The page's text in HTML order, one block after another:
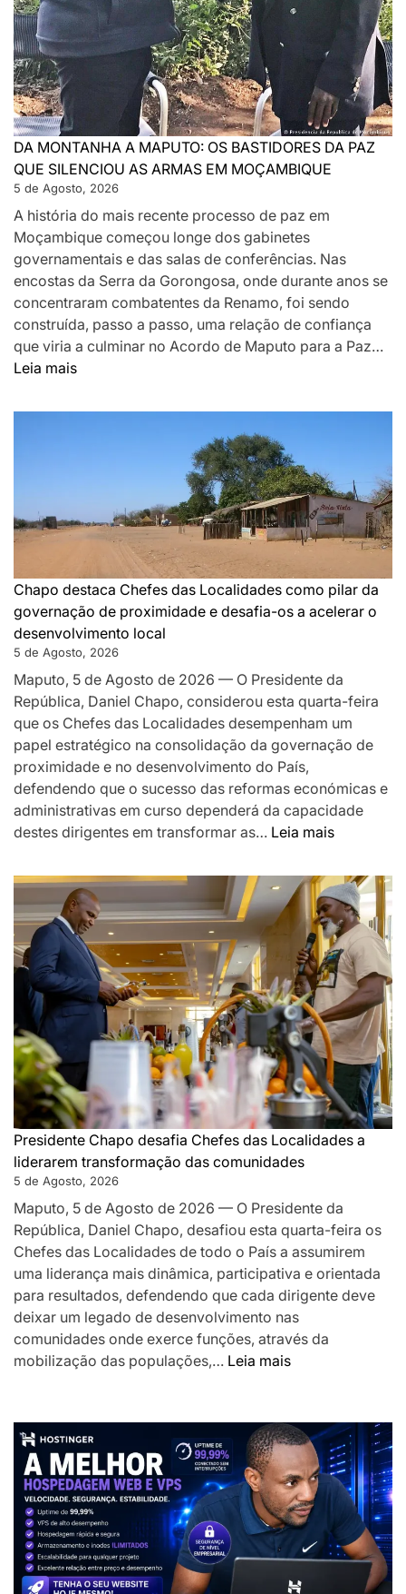
DA MONTANHA A MAPUTO: OS BASTIDORES DA PAZ
QUE SILENCIOU AS ARMAS EM MOÇAMBIQUE
5 de Agosto, 2026
A história do mais recente processo de paz em
Moçambique começou longe dos gabinetes
governamentais e das salas de conferências. Nas
encostas da Serra da Gorongosa, onde durante anos se
concentraram combatentes da Renamo, foi sendo
construída, passo a passo, uma relação de confiança
que viria a culminar no Acordo de Maputo para a Paz…
Leia mais:
MONTANHA
DA
PAZ
SILENCIOU
AS
ARMAS
EM
MOÇAMBIQUE
Chapo destaca Chefes das Localidades como pilar da
governação de proximidade e desafia-os a acelerar o
desenvolvimento local
5 de Agosto, 2026
Maputo, 5 de Agosto de 2026 — O Presidente da
República, Daniel Chapo, considerou esta quarta-feira
que os Chefes das Localidades desempenham um
papel estratégico na consolidação da governação de
proximidade e no desenvolvimento do País,
defendendo que o sucesso das reformas económicas e
administrativas em curso dependerá da capacidade
destes dirigentes em transformar as… Leia mais:
destaca
Chefes
das
como
pilar
da
de
e
desafia-
os
o
local
Presidente Chapo desafia Chefes das Localidades a
liderarem transformação das comunidades
5 de Agosto, 2026
Maputo, 5 de Agosto de 2026 — O Presidente da
República, Daniel Chapo, desafiou esta quarta-feira os
Chefes das Localidades de todo o País a assumirem
uma liderança mais dinâmica, participativa e orientada
para resultados, defendendo que cada dirigente deve
deixar um legado de desenvolvimento nas
comunidades onde exerce funções, através da
mobilização das populações,… Leia mais:
desafia
Chefes
das
Localidades
a
liderarem
transformação
das